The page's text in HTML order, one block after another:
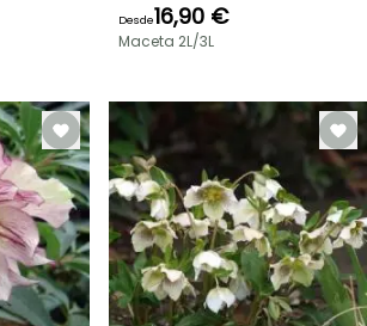
Desde16,90 €
Maceta 2L/3L